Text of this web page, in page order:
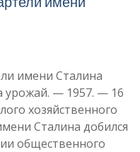
имени Сталина
урожай. — 1957. — 16
хозяйственного
Сталина добился
общест­венного